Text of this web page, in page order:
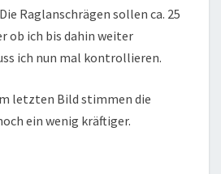
Raglanschrägen sollen ca. 25
ob ich bis dahin weiter
ich nun mal kontrollieren.
letzten Bild stimmen die
ein wenig kräftiger.